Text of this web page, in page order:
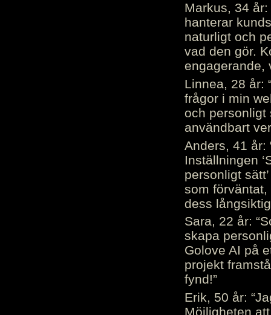
Markus, 34
hanterar
naturligt och
vad den gör.
engagerande,
Linnea, 28 år:
frågor i min
och personligt
användbart
Anders, 41 år:
Inställningen
personligt
som
dess
Sara, 22 år:
skapa
Golove AI på
projekt
fynd!”
Erik, 50 år:
Möjligheten